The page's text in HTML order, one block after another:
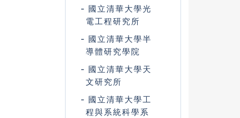
國立清華大學光
電工程研究所
國立清華大學半
導體研究學院
國立清華大學天
文研究所
國立清華大學工
程與系統科學系